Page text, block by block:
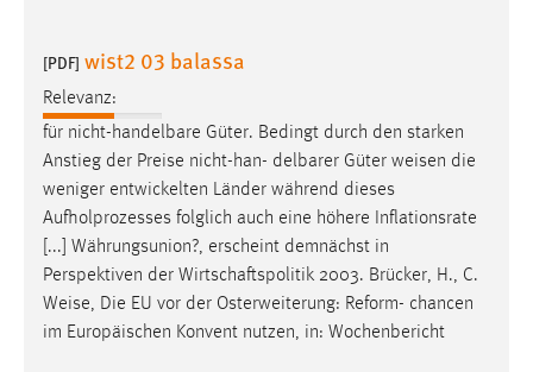
[PDF] wist2 03 balassa
Relevanz:
für nicht-handelbare Güter. Bedingt durch den starken
Anstieg der Preise nicht-han- delbarer Güter weisen die
weniger entwickelten Länder während dieses
Aufholprozesses folglich auch eine höhere Inflationsrate
[...] Währungsunion?, erscheint demnächst in
Perspektiven der Wirtschaftspolitik 2003. Brücker, H., C.
Weise, Die EU vor der Osterweiterung: Reform- chancen
im Europäischen Konvent nutzen, in: Wochenbericht
Sprachpräferenz
Name:
site-language-preference
Zweck:
Das Cookie speichert die gewählte Sprache der Website.
Cookie Laufzeit:
30 Tage